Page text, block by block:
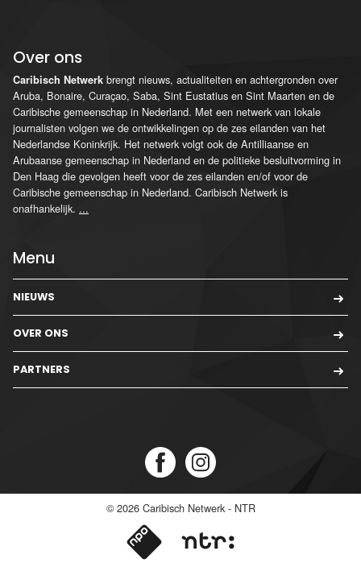
Over ons
Caribisch Netwerk brengt nieuws, actualiteiten en achtergronden over
Aruba, Bonaire, Curaçao, Saba, Sint Eustatius en Sint Maarten en de
Caribische gemeenschap in Nederland. Met een netwerk van lokale
journalisten volgen we de ontwikkelingen op de zes eilanden van het
Nederlandse Koninkrijk. Het netwerk volgt ook de Antilliaanse en
Arubaanse gemeenschap in Nederland en de politieke besluitvorming in
Den Haag die gevolgen heeft voor de zes eilanden en/of voor de
Caribische gemeenschap in Nederland. Caribisch Netwerk is
onafhankelijk. ...
Menu
NIEUWS
OVER ONS
PARTNERS
© 2026 Caribisch Netwerk - NTR